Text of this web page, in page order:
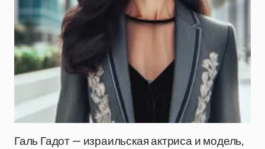
Галь Гадот — израильская актриса и модель,